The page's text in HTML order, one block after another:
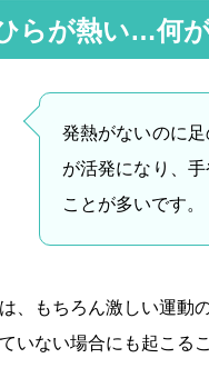
らが熱い…何
発熱がないのに
が活発になり、
ことが多いです。
、もちろん激しい運動
いない場合にも起こる